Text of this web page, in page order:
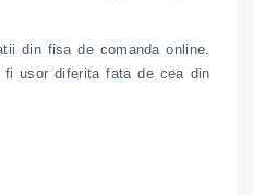
din fisa de comanda online.
fi usor diferita fata de cea din